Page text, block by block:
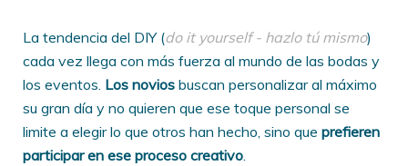
La tendencia del DIY (do it yourself - hazlo tú mismo)
cada vez llega con más fuerza al mundo de las bodas y
los eventos. Los novios buscan personalizar al máximo
su gran día y no quieren que ese toque personal se
limite a elegir lo que otros han hecho, sino que prefieren
participar en ese proceso creativo